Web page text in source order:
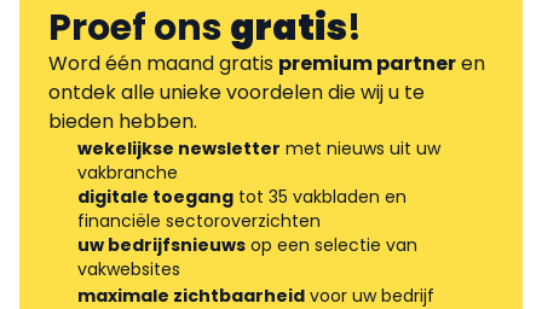
Proef onsgratis!
Word één maand gratis premium partneren
ontdek alle unieke voordelen die wij u te
bieden hebben.
wekelijkse newsletter met nieuws uit uw
vakbranche
digitale toegang tot 35 vakbladen en
financiële sectoroverzichten
uw bedrijfsnieuws op een selectie van
vakwebsites
maximale zichtbaarheid voor uw bedrijf